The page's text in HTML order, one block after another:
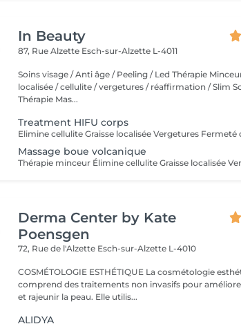
In Beauty
87, Rue Alzette Esch-sur-Alzette L-4011
Soins visage / Anti âge / Peeling / Led Thérapie
localisée / cellulite / vergetures / réaffirmation / Slim
Thérapie Mas...
Treatment HIFU corps
Massage boue volcanique
Derma Center by Kate
Poensgen
72, Rue de l'Alzette Esch-sur-Alzette L-4010
COSMÉTOLOGIE ESTHÉTIQUE La cosmétologie esthétique
comprend des traitements non invasifs pour
et rajeunir la peau. Elle utilis...
ALIDYA